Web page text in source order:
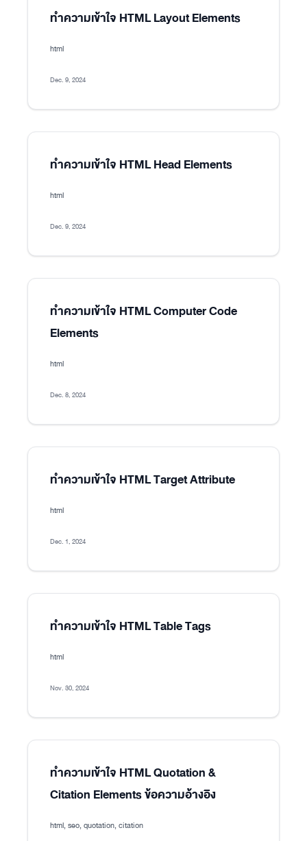
ทำความเข้าใจ HTML Layout Elements
html
Dec. 9, 2024
ทำความเข้าใจ HTML Head Elements
html
Dec. 9, 2024
ทำความเข้าใจ HTML Computer Code
Elements
html
Dec. 8, 2024
ทำความเข้าใจ HTML Target Attribute
html
Dec. 1, 2024
ทำความเข้าใจ HTML Table Tags
html
Nov. 30, 2024
ทำความเข้าใจ HTML Quotation &
Citation Elements ข้อความอ้างอิง
html, seo, quotation, citation